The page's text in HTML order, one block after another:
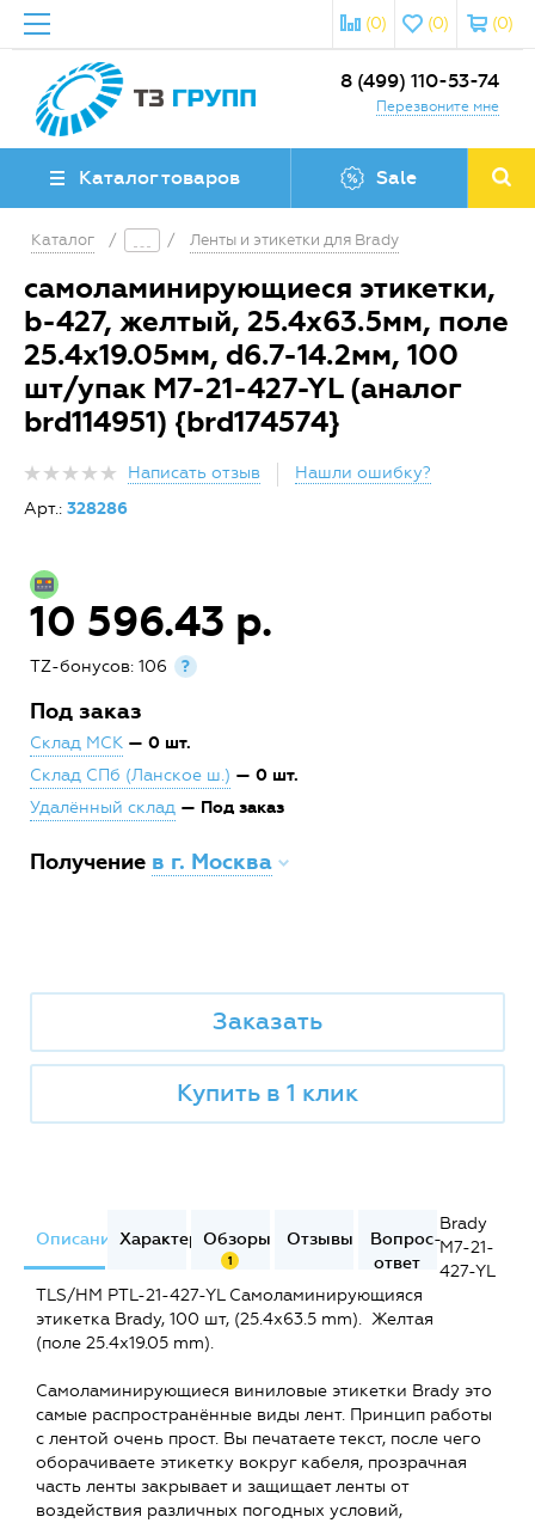
(0)
(0)
(0)
8 (499) 110-53-74
Перезвоните мне
Каталог товаров Sale
Каталог / / Ленты и этикетки для Brady
самоламинирующиеся этикетки,
b-427, желтый, 25.4х63.5мм, поле
25.4x19.05мм, d6.7-14.2мм, 100
шт/упак M7-21-427-YL (аналог
brd114951) {brd174574}
Написать отзыв
Нашли ошибку?
Арт.: 328286
10 596.43 р.
TZ-бонусов: 106 ?
Под заказ
Склад МСК — 0 шт.
Склад СПб (Ланское ш.) — 0 шт.
Удалённый склад — Под заказ
Получение в г. Москва
Заказать
Купить в 1 клик
ОписаниеХарактеристики
Обзоры
1
Отзывы
Вопрос-
ответ
Brady
M7-21-
427-YL
TLS/HM PTL-21-427-YL Самоламинирующияся
этикетка Brady, 100 шт, (25.4х63.5 mm). Желтая
(поле 25.4x19.05 mm).
Самоламинирующиеся виниловые этикетки Brady это
самые распространённые виды лент. Принцип работы
с лентой очень прост. Вы печатаете текст, после чего
оборачиваете этикетку вокруг кабеля, прозрачная
часть ленты закрывает и защищает ленты от
воздействия различных погодных условий,